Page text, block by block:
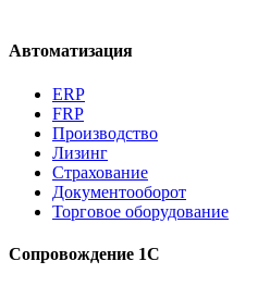
Автоматизация
ERP
FRP
Производство
Лизинг
Страхование
Документооборот
Торговое оборудование
Сопровождение 1С